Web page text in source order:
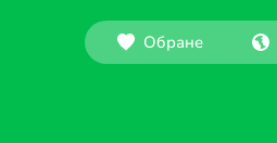
Обране